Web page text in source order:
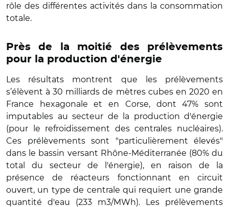
rôle des différentes activités dans la consommation
totale.
Près de la moitié des prélèvements
pour la production d'énergie
Les résultats montrent que les prélèvements
s’élèvent à 30 milliards de mètres cubes en 2020 en
France hexagonale et en Corse, dont 47% sont
imputables au secteur de la production d'énergie
(pour le refroidissement des centrales nucléaires).
Ces prélèvements sont "particulièrement élevés"
dans le bassin versant Rhône-Méditerranée (80% du
total du secteur de l'énergie), en raison de la
présence de réacteurs fonctionnant en circuit
ouvert, un type de centrale qui requiert une grande
quantité d'eau (233 m3/MWh). Les prélèvements